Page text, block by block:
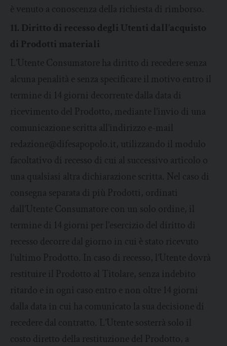
è venuto a conoscenza della richiesta di rimborso.
11. Diritto di recesso degli Utenti dall’acquisto
di Prodotti materiali
L’Utente Consumatore ha diritto di recedere senza
alcuna penalità e senza specificare il motivo entro il
termine di 14 giorni decorrente dalla data di
ricevimento del Prodotto, mediante l’invio di una
comunicazione scritta all’indirizzo e-mail
redazione@difesapopolo.it, utilizzando il modulo
facoltativo di recesso di cui al successivo articolo o
una qualsiasi altra dichiarazione scritta. Nel caso di
consegna separata di più Prodotti, ordinati
dall’Utente Consumatore con un solo ordine, il
termine di 14 giorni per l’esercizio del diritto di
recesso decorre dal giorno in cui è stato ricevuto
l’ultimo Prodotto. In caso di recesso, l’Utente dovrà
restituire il Prodotto al Titolare, senza indebito
ritardo e in ogni caso entro e non oltre 14 giorni
dalla data in cui ha comunicato la sua decisione di
recedere dal contratto. L’Utente sosterrà solo il
costo diretto della restituzione del Prodotto, a